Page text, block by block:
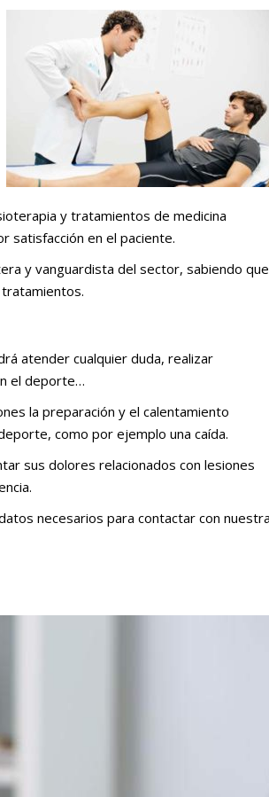
y tratamientos de medicina
satisfacción en el paciente.
y vanguardista del sector, sabiendo que
atender cualquier duda, realizar
el deporte…
la preparación y el calentamiento
como por ejemplo una caída.
sus dolores relacionados con lesiones
necesarios para contactar con nuestra